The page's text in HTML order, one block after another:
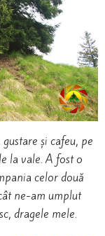
și cafeu, pe
la vale. A fost o
celor două
ne-am umplut
dragele mele.